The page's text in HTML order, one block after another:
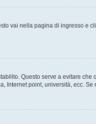
vai nella pagina di ingresso e
Questo serve a evitare
point, università, ecc.